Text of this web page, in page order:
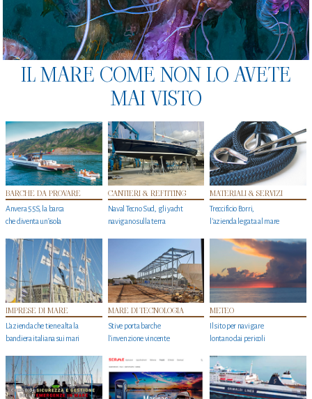
IL MARE COME NON LO AVETE
MAI VISTO
BARCHE DA PROVARE
Anvera 55S, la barca
che diventa un'isola
CANTIERI & REFITTING
Naval Tecno Sud, gli yacht
navigano sulla terra
MATERIALI & SERVIZI
Treccificio Borri,
l'azienda legata al mare
IMPRESE DI MARE
L'azienda che tiene alta la
bandiera italiana sui mari
MARE DI TECNOLOGIA
Stive porta barche
l'invenzione vincente
METEO
Il sito per navigare
lontano dai pericoli